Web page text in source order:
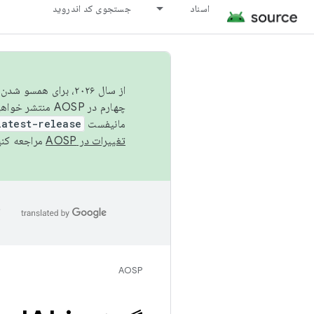
اسناد جستجوی کد اندروید
از سال ۲۰۲۶،
چهارم در AOSP منتشر خواهیم کرد. برای ساخت و مشارکت در AOSP،
مانیفست release
تغییرات در AOSP مراجعه
AOSP